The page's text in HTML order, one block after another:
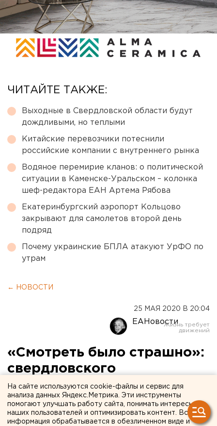
ЧИТАЙТЕ ТАКЖЕ:
Выходные в Свердловской области будут
дождливыми, но теплыми
Китайские перевозчики потеснили
российские компании с внутреннего рынка
Водяное перемирие кланов: о политической
ситуации в Каменске-Уральском – колонка
шеф-редактора ЕАН Артема Рябова
Екатеринбургский аэропорт Кольцово
закрывают для самолетов второй день
подряд
Почему украинские БПЛА атакуют УрФО по
утрам
← НОВОСТИ
25 МАЯ 2020 В 20:04
ЕАНовости
«Смотреть было страшно»:
свердловского
губернатора возмутили
толпы людей в центре
Екатеринбурга
На сайте используются cookie-файлы и сервис для
анализа данных Яндекс.Метрика. Эти инструменты
помогают улучшать работу сайта, понимать интересы
наших пользователей и оптимизировать контент. Вся
информация обрабатывается в обезличенном виде и